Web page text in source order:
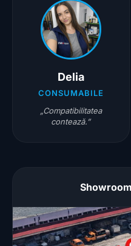
Delia
CONSUMABILE
„Compatibilitatea
contează.”